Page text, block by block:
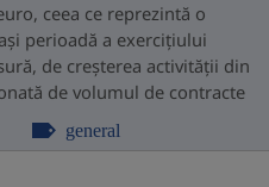
ceea ce reprezintă o
perioadă a exercițiului
de creșterea activității din
de volumul de contracte
general